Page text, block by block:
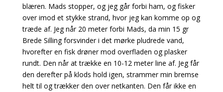
blæren. Mads stopper, og jeg går forbi ham, og fisker
over imod et stykke strand, hvor jeg kan komme op og
træde af. Jeg når 20 meter forbi Mads, da min 15 gr
Brede Silling forsvinder i det mørke pludrede vand,
hvorefter en fisk drøner mod overfladen og plasker
rundt. Den når at trække en 10-12 meter line af. Jeg får
den derefter på klods hold igen, strammer min bremse
helt til og trækker den over netkanten. Den får ikke en